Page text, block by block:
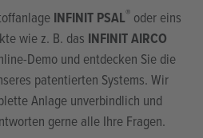
INFINIT PSAL® oder eins
wie z. B. das INFINIT AIRCO
Demo und entdecken Sie die
patentierten Systems. Wir
Anlage unverbindlich und
gerne alle Ihre Fragen.